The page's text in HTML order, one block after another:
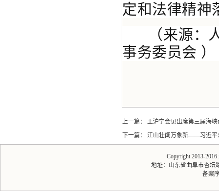
定和法律精神
（来源：人
事务委员会 ）
上一篇：
王沪宁会见出席第三届海
下一篇：
江山壮阔万象新——习近平
Copyright 2013-
地址：山东省曲阜市杏坛
备案